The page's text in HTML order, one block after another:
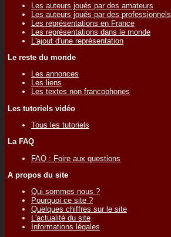
Les auteurs joués par des amateurs
Les auteurs joués par des professionnels
Les représentations en France
Les représentations dans le monde
L'ajout d'une représentation
Le reste du monde
Les annonces
Les liens
Les textes non francophones
Les tutoriels vidéo
Tous les tutoriels
La FAQ
FAQ : Foire aux questions
A propos du site
Qui sommes nous ?
Pourquoi ce site ?
Quelques chiffres sur le site
L'actualité du site
Informations légales